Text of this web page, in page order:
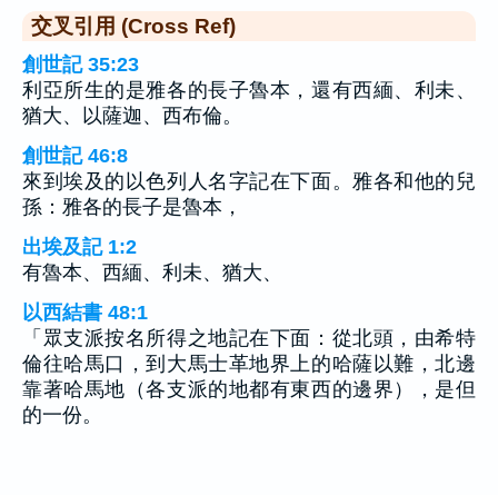
交叉引用 (Cross Ref)
創世記 35:23
利亞所生的是雅各的長子魯本，還有西緬、利未、
猶大、以薩迦、西布倫。
創世記 46:8
來到埃及的以色列人名字記在下面。雅各和他的兒
孫：雅各的長子是魯本，
出埃及記 1:2
有魯本、西緬、利未、猶大、
以西結書 48:1
「眾支派按名所得之地記在下面：從北頭，由希特
倫往哈馬口，到大馬士革地界上的哈薩以難，北邊
靠著哈馬地（各支派的地都有東西的邊界），是但
的一份。